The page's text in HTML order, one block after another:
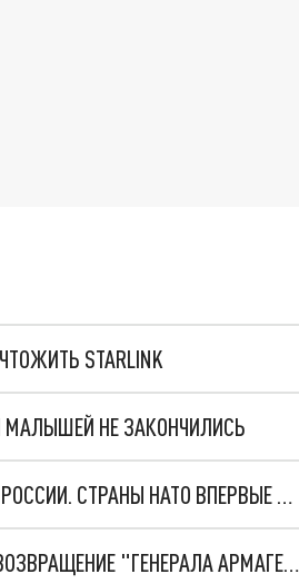
STARLINK
НЕ ЗАКОНЧИЛИСЬ
"ОЧЕНЬ ПЛОХИЕ НОВОСТИ": БОЛЬШАЯ ОШИБКА PALANTIR В РОССИИ. СТРАНЫ НАТО ВПЕРВЫЕ ЗА СВО ОСТАНОВИЛИ ПОСТАВКИ ОРУЖИЯ. ВСУ ТЕРЯЮТ ПРИГРАНИЧЬЕ?
ТРИ ГЛАВНЫХ ИНСАЙДА ОБ СВО. ОТМЕНА МОБИЛИЗАЦИИ И ВОЗВРАЩЕНИЕ "ГЕНЕРАЛА АРМАГЕДДОНА"? ОТЛИЧНЫЕ НОВОСТИ, КОТОРЫЕ ЖДАЛИ ВСЕ